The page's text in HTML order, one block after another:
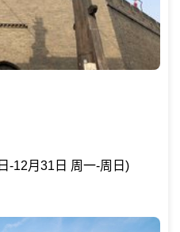
-12月31日 周一-周日)